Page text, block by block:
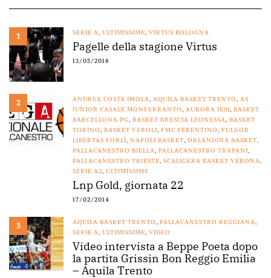
1 SERIE A, ULTIMISSIME, VIRTUS BOLOGNA
Pagelle della stagione Virtus
13/05/2018
2 ANDREA COSTA IMOLA, AQUILA BASKET TRENTO, AS
JUNIOR CASALE MONFERRANTO, AURORA JESI, BASKET
BARCELLONA PG, BASKET BRESCIA LEONESSA, BASKET
TORINO, BASKET VEROLI, FMC FERENTINO, FULGOR
LIBERTAS FORLÌ, NAPOLI BASKET, ORLANDINA BASKET,
PALLACANESTRO BIELLA, PALLACANESTRO TRAPANI,
PALLACANESTRO TRIESTE, SCALIGERA BASKET VERONA,
SERIE A2, ULTIMISSIME
Lnp Gold, giornata 22
17/02/2014
3 AQUILA BASKET TRENTO, PALLACANESTRO REGGIANA,
SERIE A, ULTIMISSIME, VIDEO
Video intervista a Beppe Poeta dopo
la partita Grissin Bon Reggio Emilia
– Aquila Trento